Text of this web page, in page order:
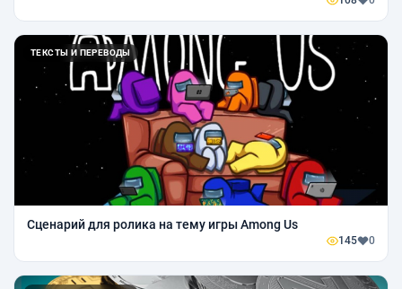
ТЕКСТЫ И ПЕРЕВОДЫ
Сценарий для ролика на тему игры Among Us
145 0